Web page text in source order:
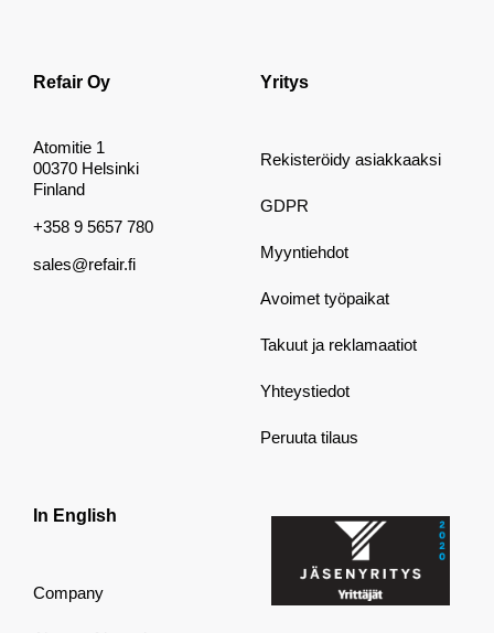
Refair Oy
Atomitie 1
00370 Helsinki
Finland
+358 9 5657 780
sales@refair.fi
Yritys
Rekisteröidy asiakkaaksi
GDPR
Myyntiehdot
Avoimet työpaikat
Takuut ja reklamaatiot
Yhteystiedot
Peruuta tilaus
In English
Company